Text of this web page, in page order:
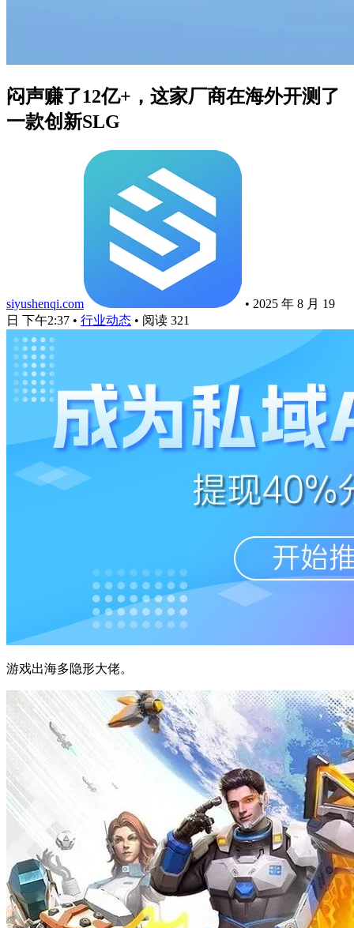
闷声赚了12亿+，这家厂商在海外开测了
一款创新SLG
siyushenqi.com • 2025 年 8 月 19
日 下午2:37 • 行业动态 • 阅读 321
游戏出海多隐形大佬。